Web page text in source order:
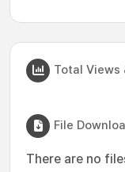
Total Views
File
There are no